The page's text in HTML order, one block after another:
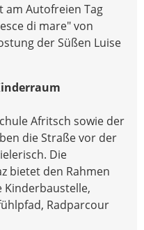
am Autofreien Tag
di mare" von
der Süßen Luise
Afritsch sowie der
die Straße vor der
Die
bietet den Rahmen
Kinderbaustelle,
Radparcour